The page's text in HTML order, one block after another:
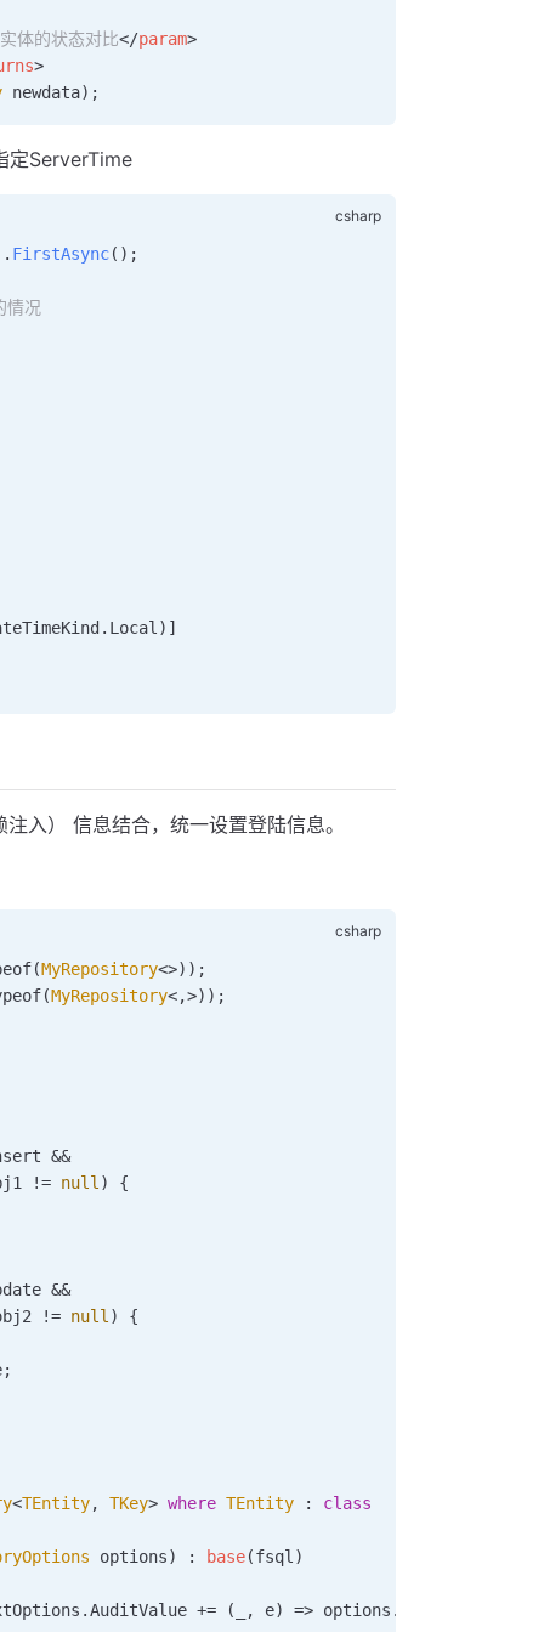
体的状态对比</param>
>
newdata);
定ServerTime
FirstAsync();
情况
. Local )]
） 信息结合，统一设置登陆信息。
(MyRepository<>));
(MyRepository<,>));
&&
!= null ) {
&&
!= null ) {
;
<TEntity, TKey> where TEntity : class
options) : base(fsql )
.AuditValue += ( , e) => options .